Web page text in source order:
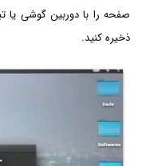
صفحه را با دوربین گوشی یا
ذخیره کنید.